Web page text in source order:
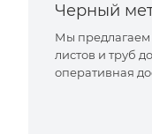
Черный
Мы предлагаем
листов и труб
оперативная